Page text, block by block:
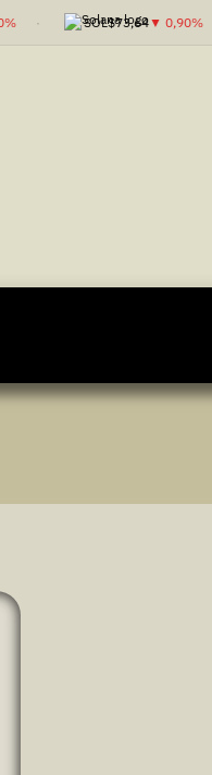
SOL$73,64▼ 0,90%